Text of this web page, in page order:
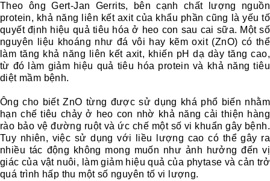
Theo ông Gert-Jan Gerrits, bên cạnh chất lượng nguồn
protein, khả năng liên kết axit của khẩu phần cũng là yếu tố
quyết định hiệu quả tiêu hóa ở heo con sau cai sữa. Một số
nguyên liệu khoáng như đá vôi hay kẽm oxit (ZnO) có thể
làm tăng khả năng liên kết axit, khiến pH dạ dày tăng cao,
từ đó làm giảm hiệu quả tiêu hóa protein và khả năng tiêu
diệt mầm bệnh.
Ông cho biết ZnO từng được sử dụng khá phổ biến nhằm
hạn chế tiêu chảy ở heo con nhờ khả năng cải thiện hàng
rào bảo vệ đường ruột và ức chế một số vi khuẩn gây bệnh.
Tuy nhiên, việc sử dụng với liều lượng cao có thể gây ra
nhiều tác động không mong muốn như ảnh hưởng đến vị
giác của vật nuôi, làm giảm hiệu quả của phytase và cản trở
quá trình hấp thu một số nguyên tố vi lượng.